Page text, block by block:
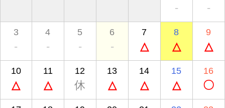
- -
3
-
4
-
5
-
6
-
7
△
8
△
9
△
10
△
11
△
12
休
13
△
14
△
15
△
16
〇